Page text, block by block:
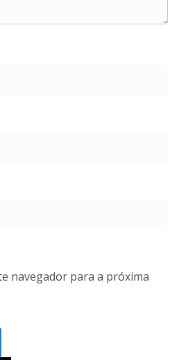
navegador para a próxima